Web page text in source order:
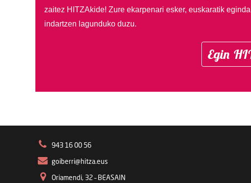
zaitez HITZAkide! Zure ekarpenari esker, euskaratik
indartzen lagunduko duzu.
Egin
943 16 00 56
goiberri@hitza.eus
Oriamendi, 32 – BEASAIN